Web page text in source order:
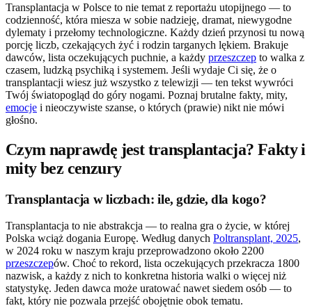
Transplantacja w Polsce to nie temat z reportażu utopijnego — to
codzienność, która miesza w sobie nadzieję, dramat, niewygodne
dylematy i przełomy technologiczne. Każdy dzień przynosi tu nową
porcję liczb, czekających żyć i rodzin targanych lękiem. Brakuje
dawców, lista oczekujących puchnie, a każdy przeszczep to walka z
czasem, ludzką psychiką i systemem. Jeśli wydaje Ci się, że o
transplantacji wiesz już wszystko z telewizji — ten tekst wywróci
Twój światopogląd do góry nogami. Poznaj brutalne fakty, mity,
emocje i nieoczywiste szanse, o których (prawie) nikt nie mówi
głośno.
Czym naprawdę jest transplantacja? Fakty i
mity bez cenzury
Transplantacja w liczbach: ile, gdzie, dla kogo?
Transplantacja to nie abstrakcja — to realna gra o życie, w której
Polska wciąż dogania Europę. Według danych Poltransplant, 2025,
w 2024 roku w naszym kraju przeprowadzono około 2200
przeszczepów. Choć to rekord, lista oczekujących przekracza 1800
nazwisk, a każdy z nich to konkretna historia walki o więcej niż
statystykę. Jeden dawca może uratować nawet siedem osób — to
fakt, który nie pozwala przejść obojętnie obok tematu.